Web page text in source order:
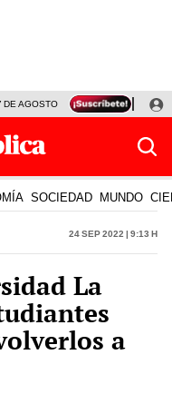
DE AGOSTO TINKA RESULTADOS
SOCIEDAD MUNDO
24 Sep 2022 | 9:13 h
La
a